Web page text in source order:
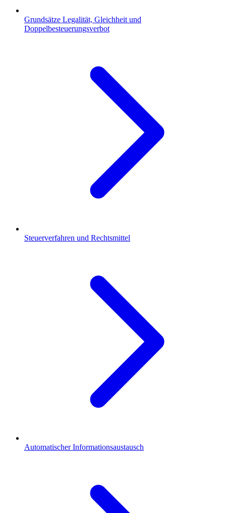
Grundsätze Legalität, Gleichheit und
Doppelbesteuerungsverbot
Steuerverfahren und Rechtsmittel
Automatischer Informationsaustausch